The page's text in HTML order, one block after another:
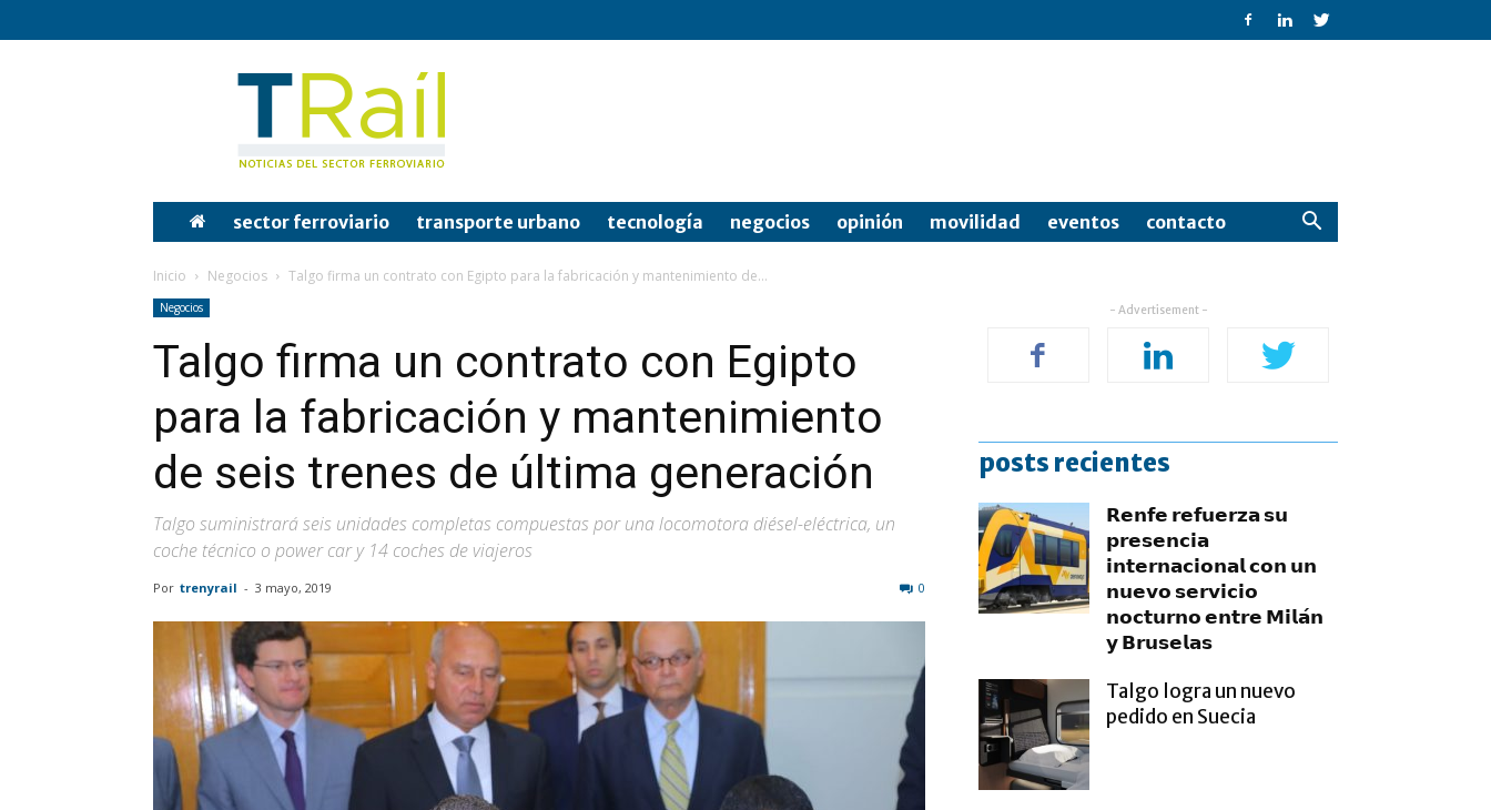
Tren
sector ferroviario transporte urbano tecnología negocios opinión movilidad eventos contacto
Inicio Negocios Talgo firma un contrato con Egipto para la fabricación y mantenimiento de...
Negocios
Talgo firma un contrato con Egipto
para la fabricación y mantenimiento
de seis trenes de última generación
Talgo suministrará seis unidades completas compuestas por una locomotora diésel-eléctrica, un
coche técnico o power car y 14 coches de viajeros
Por trenyrail - 3 mayo, 2019 0
- Advertisement -
posts recientes
𝗥𝗲𝗻𝗳𝗲 𝗿𝗲𝗳𝘂𝗲𝗿𝘇𝗮 𝘀𝘂
𝗽𝗿𝗲𝘀𝗲𝗻𝗰𝗶𝗮
𝗶𝗻𝘁𝗲𝗿𝗻𝗮𝗰𝗶𝗼𝗻𝗮𝗹 𝗰𝗼𝗻 𝘂𝗻
𝗻𝘂𝗲𝘃𝗼 𝘀𝗲𝗿𝘃𝗶𝗰𝗶𝗼
𝗻𝗼𝗰𝘁𝘂𝗿𝗻𝗼 𝗲𝗻𝘁𝗿𝗲 𝗠𝗶𝗹𝗮́𝗻
𝘆 𝗕𝗿𝘂𝘀𝗲𝗹𝗮𝘀
Talgo logra un nuevo
pedido en Suecia